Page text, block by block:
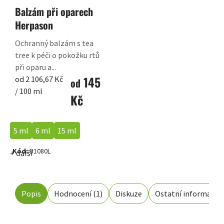
Balzám při oparech
Herpason
od 145
Kč
Měrná
cena:
od 2 106,67 Kč
/ 100 ml
Ochranný balzám s tea
tree k péči o pokožku rtů
při oparu a...
5 ml 6 ml 15 ml
+ další
Kód:B1080L
Popis Hodnocení (1) Diskuze Ostatní informace